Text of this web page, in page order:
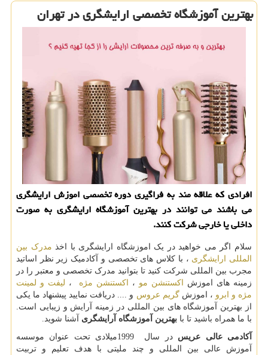
بهترین آموزشگاه تخصصی ارایشگری در تهران
افرادی كه علاقه مند به فراگیری دوره تخصصی اموزش ارایشگری
می باشند می توانند در بهترین آموزشگاه ارایشگری به صورت
داخلی یا خارجی شركت كنند.
سلام اگر می خواهید در یک اموزشگاه ارایشگری با اخذ مدرک بین
المللی ارایشگری ، با کلاس های تخصصی و آکادمیک زیر نظر اساتید
مجرب بین المللی شرکت کنید تا بتوانید مدرک تخصصی و معتبر را در
زمینه های اموزش
اکستنشن مو ، اکستنشن مژه ، لیفت و لمینت
مژه و ابرو ، اموزشگریم عروس و .... دریافت نمایید پیشنهاد ما یکی
از بهترین آموزشگاه های بین المللی در زمینه آرایش و زیبایی است.
با ما همراه باشید تا با بهترین آموزشگاه آرایشگری
آشنا شوید.
آکادمی عالی عریس در سال 1999میلادی تحت عنوان موسسه
آموزش عالی بین المللی و چند ملیتی با هدف تعلیم و تربیت